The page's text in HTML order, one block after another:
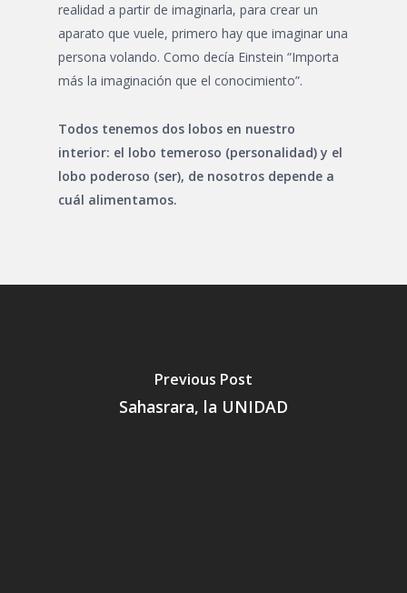
realidad a partir de imaginarla, para crear un
aparato que vuele, primero hay que imaginar una
persona volando. Como decía Einstein “Importa
más la imaginación que el conocimiento”.
Todos tenemos dos lobos en nuestro
interior: el lobo temeroso (personalidad) y el
lobo poderoso (ser), de nosotros depende a
cuál alimentamos.
Previous Post
Sahasrara, la UNIDAD